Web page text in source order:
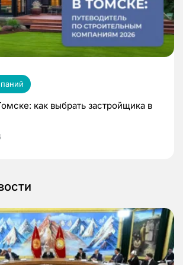
как выбрать застройщика в